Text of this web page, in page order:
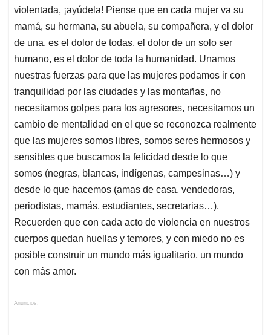
violentada, ¡ayúdela! Piense que en cada mujer va su
mamá, su hermana, su abuela, su compañera, y el dolor
de una, es el dolor de todas, el dolor de un solo ser
humano, es el dolor de toda la humanidad. Unamos
nuestras fuerzas para que las mujeres podamos ir con
tranquilidad por las ciudades y las montañas, no
necesitamos golpes para los agresores, necesitamos un
cambio de mentalidad en el que se reconozca realmente
que las mujeres somos libres, somos seres hermosos y
sensibles que buscamos la felicidad desde lo que
somos (negras, blancas, indígenas, campesinas…) y
desde lo que hacemos (amas de casa, vendedoras,
periodistas, mamás, estudiantes, secretarias…).
Recuerden que con cada acto de violencia en nuestros
cuerpos quedan huellas y temores, y con miedo no es
posible construir un mundo más igualitario, un mundo
con más amor.
Anuncios.